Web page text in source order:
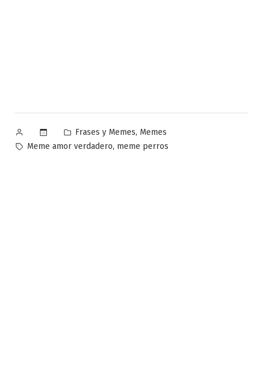
Publicado
por
Publicado
en
Frases y Memes, Memes
Etiquetas:
Meme amor verdadero, meme perros